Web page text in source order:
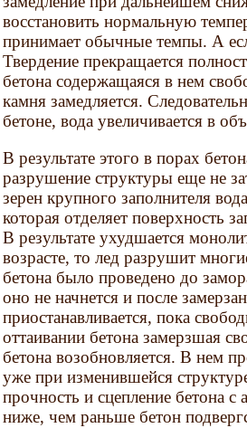
восстановить нормальную
принимает обычные темпы. А
Твердение прекращается
бетона содержащаяся в нем
камня замедляется.
бетоне, вода увеличивается в
В результате этого в порах
разрушение структуры еще не
зерен крупного заполнителя
которая отделяет поверхность
В результате ухудшается
возрасте, то лед разрушит
бетона было проведено до
оно не начнется и после
приостанавливается, пока
оттаивании бетона замерзшая
бетона возобновляется. В нем
уже при изменившейся
прочность и сцепление бетона
ниже, чем раньше бетон